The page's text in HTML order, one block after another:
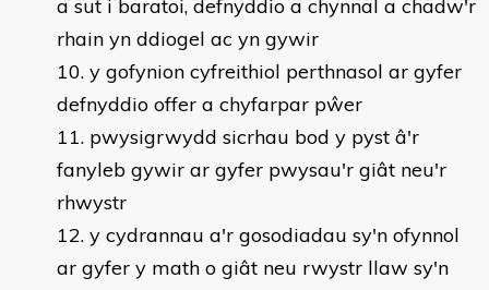
a sut i baratoi, defnyddio a chynnal a chadw'r
rhain yn ddiogel ac yn gywir
y gofynion cyfreithiol perthnasol ar gyfer
defnyddio offer a chyfarpar pŵer
pwysigrwydd sicrhau bod y pyst â'r
fanyleb gywir ar gyfer pwysau'r giât neu'r
rhwystr
y cydrannau a'r gosodiadau sy'n ofynnol
ar gyfer y math o giât neu rwystr llaw sy'n